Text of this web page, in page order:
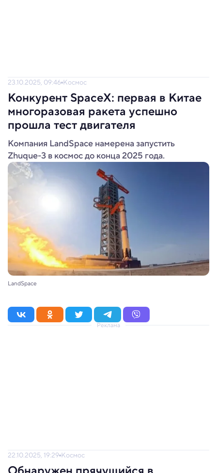
23.10.2025, 09:46 Космос
Конкурент SpaceX: первая в Китае
многоразовая ракета успешно
прошла тест двигателя
Компания LandSpace намерена запустить
Zhuque-3 в космос до конца 2025 года.
LandSpace
Реклама
22.10.2025, 19:29 Космос